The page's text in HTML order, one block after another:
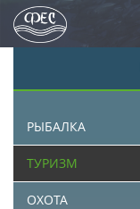
РЫБАЛКА
ТУРИЗМ
ОХОТА